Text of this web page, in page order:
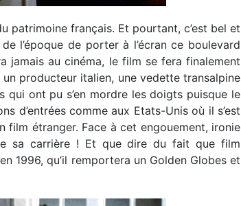
patrimoine français. Et pourtant, c’est bel et
l’époque de porter à l’écran ce boulevard
jamais au cinéma, le film se fera finalement
producteur italien, une vedette transalpine
ont pu s’en mordre les doigts puisque le
d’entrées comme aux Etats-Unis où il s’est
film étranger. Face à cet engouement, ironie
sa carrière ! Et que dire du fait que film
1996, qu’il remportera un Golden Globes et